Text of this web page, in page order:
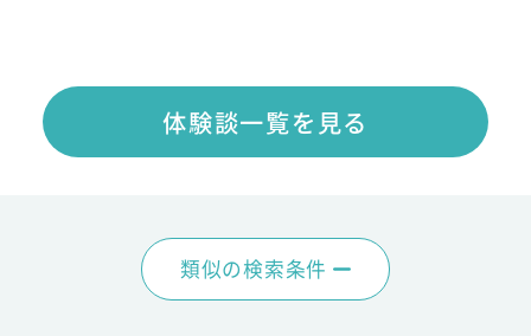
体験談一覧を見る
類似の検索条件